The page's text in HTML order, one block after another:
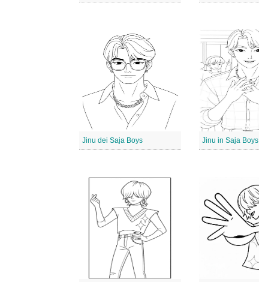
Jinu dei Saja Boys Jinu in Saja Boys